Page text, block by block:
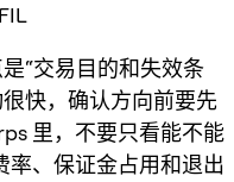
“交易目的和失效条
快，确认方向前要先
里，不要只看能不能
率、保证金占用和退出